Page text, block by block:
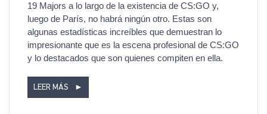
19 Majors a lo largo de la existencia de CS:GO y,
luego de París, no habrá ningún otro. Estas son
algunas estadísticas increíbles que demuestran lo
impresionante que es la escena profesional de CS:GO
y lo destacados que son quienes compiten en ella.
LEER MÁS ►